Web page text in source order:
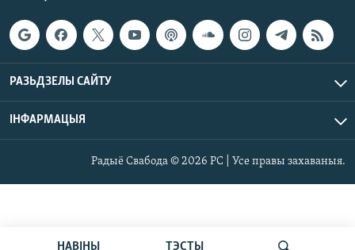
НАВІНЫ ТЭСТЫ
РАЗЬДЗЕЛЫ САЙТУ
ІНФАРМАЦЫЯ
Радыё Свабода © 2026 РС | Усе правы захаваныя.